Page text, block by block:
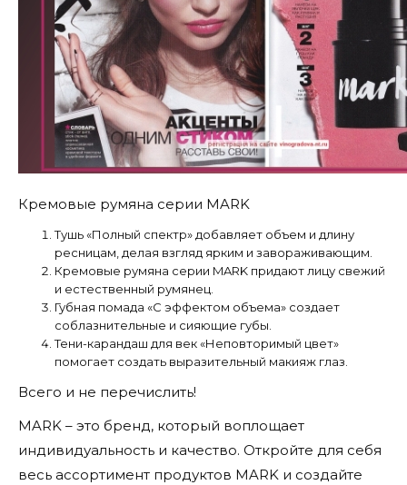
Кремовые румяна серии MARK
Тушь «Полный спектр» добавляет объем и длину
ресницам, делая взгляд ярким и завораживающим.
Кремовые румяна серии MARK придают лицу свежий
и естественный румянец.
Губная помада «С эффектом объема» создает
соблазнительные и сияющие губы.
Тени-карандаш для век «Неповторимый цвет»
помогает создать выразительный макияж глаз.
Всего и не перечислить!
MARK – это бренд, который воплощает
индивидуальность и качество. Откройте для себя
весь ассортимент продуктов MARK и создайте